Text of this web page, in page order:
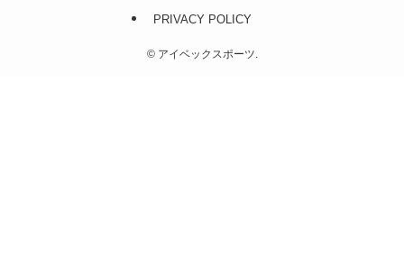
PRIVACY POLICY
©アイベックスポーツ.